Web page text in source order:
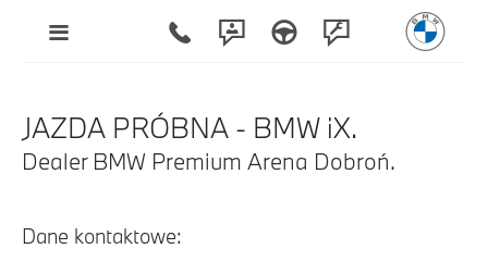
JAZDA PRÓBNA - BMW iX.
Dealer BMW Premium Arena Dobroń.
Dane kontaktowe: